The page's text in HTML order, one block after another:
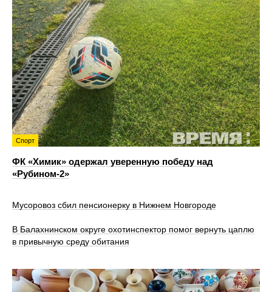
Спорт
ФК «Химик» одержал уверенную победу над
«Рубином‑2»
Мусоровоз сбил пенсионерку в Нижнем Новгороде
В Балахнинском округе охотинспектор помог вернуть цаплю
в привычную среду обитания